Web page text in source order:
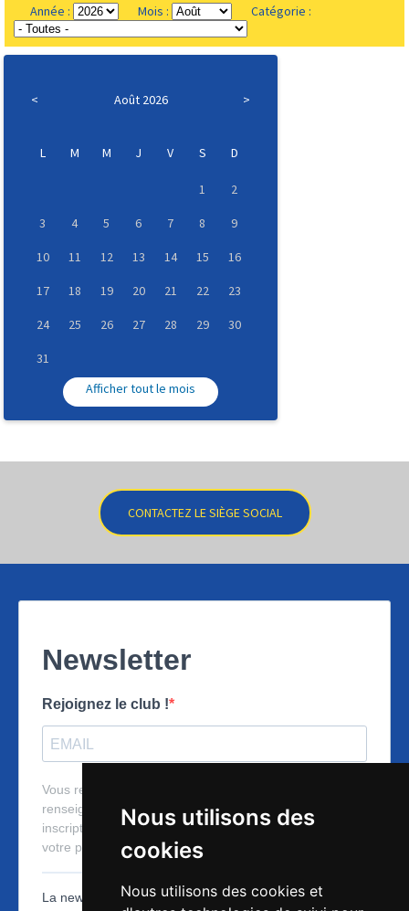
Nous utilisons des
cookies
Nous utilisons des cookies et
Année : Mois : Catégorie :
< Août 2026 >
L M M J V S D
1 2
3 4 5 6 7 8 9
10 11 12 13 14 15 16
17 18 19 20 21 22 23
24 25 26 27 28 29 30
31
Afficher tout le mois
CONTACTEZ LE SIÈGE SOCIAL